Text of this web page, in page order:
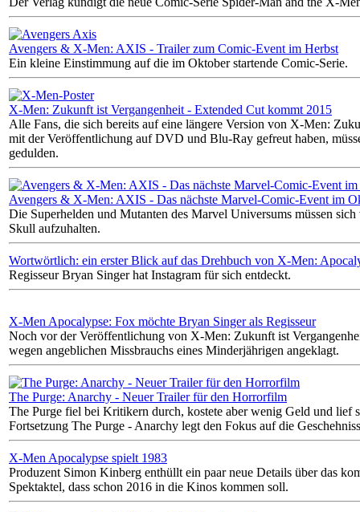
Avengers & X-Men: AXIS - Trailer zum Comic-Event im Herbst
Ein kleine Einstimmung auf die im Oktober startende Comic-Serie.
X-Men: Zukunft ist Vergangenheit - Extended Cut kommt 2015
Alle Fans, die sich bereits auf eine längere Version von X-Men:
mit der Veröffentlichung auf DVD und Blu-Ray gefreut haben,
gedulden.
Avengers & X-Men: AXIS - Das nächste Marvel-Comic-Event im
Die Superhelden und Mutanten des Marvel Universums müssen
Skull aufzuhalten.
Wortwörtlich: ein erster Blick auf das Drehbuch von X-Men:
Regisseur Bryan Singer hat Instagram für sich entdeckt.
X-Men Apocalypse: Fox möchte Bryan Singer als Regisseur
Noch vor der Veröffentlichung von X-Men: Zukunft ist
wegen angeblichen Missbrauchs eines Minderjährigen angeklagt.
The Purge: Anarchy - Neuer Trailer für den Horrorfilm
The Purge fiel bei Kritikern durch, kostete aber wenig Geld und lief
Fortsetzung The Purge - Anarchy legt den Fokus auf die
X-Men Apocalypse spielt 1983
Produzent Simon Kinberg enthüllt ein paar neue Details über das
Spektaktel, dass schon 2016 in die Kinos kommen soll.